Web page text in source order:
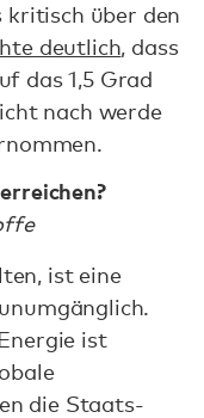
kritisch über den
deutlich, dass
das 1,5 Grad
nach werde
ist eine
ist
die Staats-